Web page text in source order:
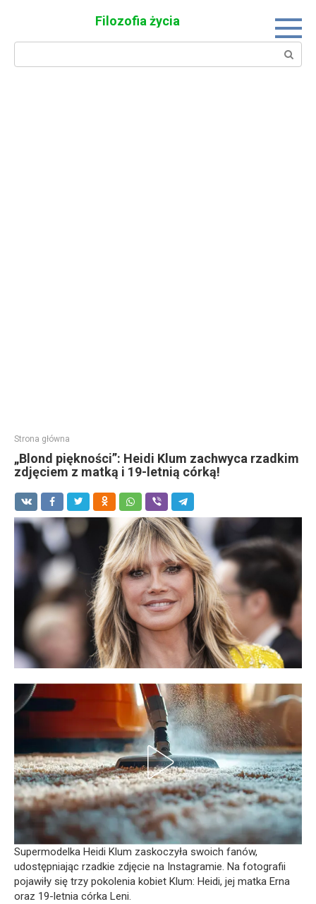
Filozofia życia
Search:
Strona główna
„Blond piękności”: Heidi Klum zachwyca rzadkim
zdjęciem z matką i 19-letnią córką!
Supermodelka Heidi Klum zaskoczyła swoich fanów,
udostępniając rzadkie zdjęcie na Instagramie. Na fotografii
pojawiły się trzy pokolenia kobiet Klum: Heidi, jej matka Erna
oraz 19-letnia córka Leni.